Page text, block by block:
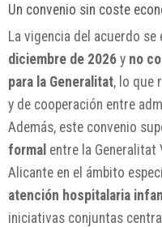
Un convenio sin coste
La vigencia del acuerdo se
diciembre de 2026 y no
para la Generalitat, lo que
y de cooperación entre
Además, este convenio
formal entre la Generalitat
Alicante en el ámbito
atención hospitalaria
iniciativas conjuntas